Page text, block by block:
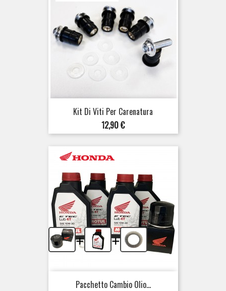
Kit Di Viti Per Carenatura
Prezzo
12,90 €
+ +
Pacchetto Cambio Olio...